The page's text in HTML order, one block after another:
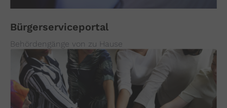
Bürgerserviceportal
Behördengänge von zu Hause